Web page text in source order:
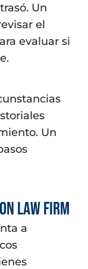
Un
el
evaluar si
Un
Law Firm
a